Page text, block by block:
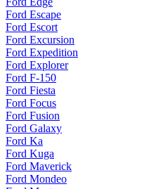
Ford Escape
Ford Escort
Ford Excursion
Ford Expedition
Ford Explorer
Ford F-150
Ford Fiesta
Ford Focus
Ford Fusion
Ford Galaxy
Ford Ka
Ford Kuga
Ford Maverick
Ford Mondeo